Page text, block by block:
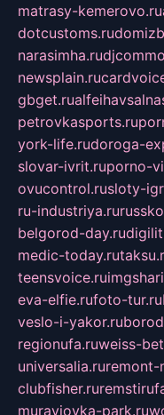
matrasy-kemerovo.ru
dotcustoms.ru
narasimha.ru
newsplain.ru
gbget.ru
petrovkasports.ru
york-life.rudoroga-
slovar-ivrit.ruporno-
ovucontrol.rusloty-
ru-industriya.ru
belgorod-day.ru
medic-today.ru
teensvoice.ru
eva-elfie.rufoto-tur.ru
veslo-i-yakor.ru
regionufa.ruweiss-
universalia.ruremont-
clubfisher.ru
muraviovka-park.ru